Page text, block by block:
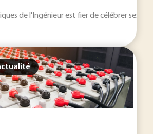
de l'Ingénieur est fier de célébrer ses